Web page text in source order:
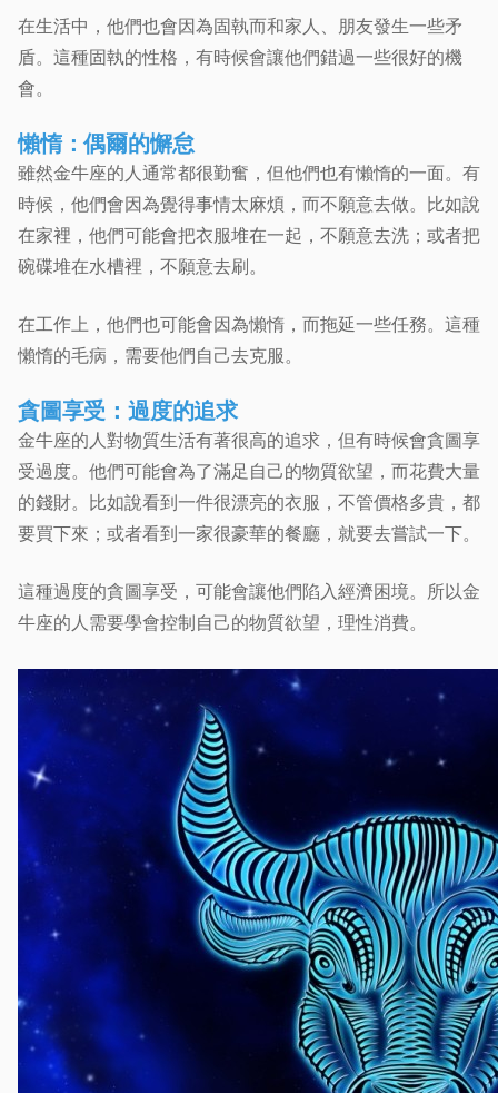
在生活中，他們也會因為固執而和家人、朋友發生一些矛
盾。這種固執的性格，有時候會讓他們錯過一些很好的機
會。
懶惰：偶爾的懈怠
雖然金牛座的人通常都很勤奮，但他們也有懶惰的一面。有
時候，他們會因為覺得事情太麻煩，而不願意去做。比如說
在家裡，他們可能會把衣服堆在一起，不願意去洗；或者把
碗碟堆在水槽裡，不願意去刷。
在工作上，他們也可能會因為懶惰，而拖延一些任務。這種
懶惰的毛病，需要他們自己去克服。
貪圖享受：過度的追求
金牛座的人對物質生活有著很高的追求，但有時候會貪圖享
受過度。他們可能會為了滿足自己的物質欲望，而花費大量
的錢財。比如說看到一件很漂亮的衣服，不管價格多貴，都
要買下來；或者看到一家很豪華的餐廳，就要去嘗試一下。
這種過度的貪圖享受，可能會讓他們陷入經濟困境。所以金
牛座的人需要學會控制自己的物質欲望，理性消費。